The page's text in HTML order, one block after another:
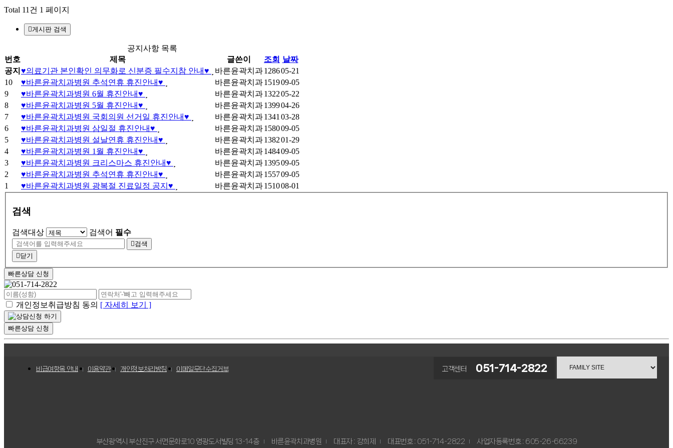
Total 11건 1 페이지
게시판 검색
공지사항 목록
번호
제목 글쓴이 조회 날짜
공지 ♥의료기관 본인확인 의무화로 신분증 필수지참 안내♥ 바른윤곽치과128605-21
10
♥바른윤곽치과병원 추석연휴 휴진안내♥ 바른윤곽치과151909-05
9
♥바른윤곽치과병원 6월 휴진안내♥ 바른윤곽치과132205-22
8
♥바른윤곽치과병원 5월 휴진안내♥ 바른윤곽치과139904-26
7
♥바른윤곽치과병원 국회의원 선거일 휴진안내♥ 바른윤곽치과1341 03-28
6
♥바른윤곽치과병원 삼일절 휴진안내♥ 바른윤곽치과158009-05
5
♥바른윤곽치과병원 설날연휴 휴진안내♥ 바른윤곽치과138201-29
4
♥바른윤곽치과병원 1월 휴진안내♥ 바른윤곽치과148409-05
3
♥바른윤곽치과병원 크리스마스 휴진안내♥ 바른윤곽치과139509-05
2
♥바른윤곽치과병원 추석연휴 휴진안내♥ 바른윤곽치과155709-05
1
♥바른윤곽치과병원 광복절 진료일정 공지♥ 바른윤곽치과151008-01
검색
검색대상 검색어 필수
검색
닫기
빠른상담 신청
개인정보취급방침 동의 [ 자세히 보기 ]
빠른상담 신청
비급여항목 안내 이용약관 개인정보처리방침 이메일무단수집거부 고객센터 051-714-2822
부산광역시 부산진구 서면문화로10 영광도서빌딩 13-14층 바른윤곽치과병원 대표자 : 강희제 대표번호 : 051-714-2822 사업자등록번호 : 605-26-66239